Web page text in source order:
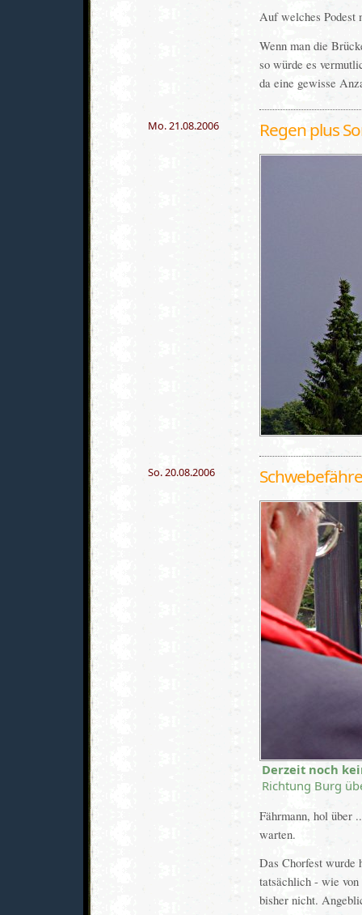
Auf welches Podest
Wenn man die
so würde es
da eine gewisse
Mo. 21.08.2006 Regen plus
So. 20.08.2006
Derzeit noch
Richtung Burg
Fährmann, hol über
warten.
Das Chorfest wurde
tatsächlich - wie
bisher nicht.